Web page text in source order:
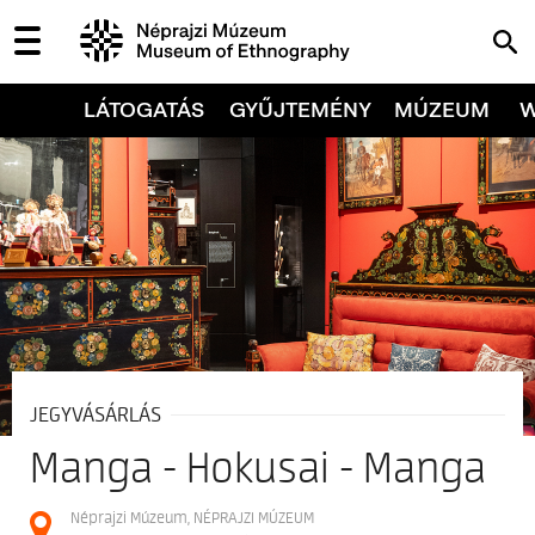
LÁTOGATÁS GYŰJTEMÉNY MÚZEUM
JEGYVÁSÁRLÁS
Manga - Hokusai - Manga
Néprajzi Múzeum, NÉPRAJZI MÚZEUM